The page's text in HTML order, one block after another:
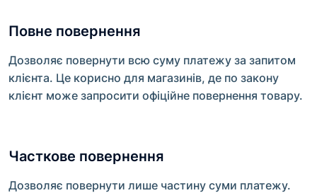
Повне повернення
Дозволяє повернути всю суму платежу за запитом
клієнта. Це корисно для магазинів, де по закону
клієнт може запросити офіційне повернення товару.
Часткове повернення
Дозволяє повернути лише частину суми платежу.